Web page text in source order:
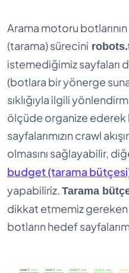
Arama motoru
(tarama) sürecini
istemediğimiz sayfaları
(botlara bir yönerge
sıklığıyla ilgili
ölçüde organize
sayfalarımızın crawl
olmasını sağlayabilir,
budget (tarama
yapabiliriz. Tarama
dikkat etmemiz
botların hedef